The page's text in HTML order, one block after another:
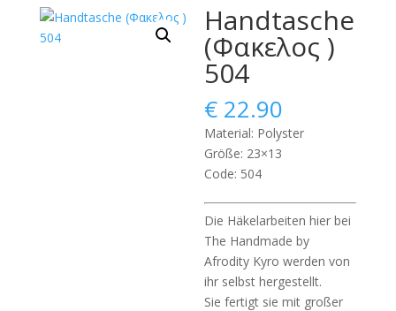
Handtasche
(Φακελος )
504
€ 22.90
Material: Polyster
Größe: 23×13
Code: 504
Die Häkelarbeiten hier bei
The Handmade by
Afrodity Kyro werden von
ihr selbst hergestellt.
Sie fertigt sie mit großer